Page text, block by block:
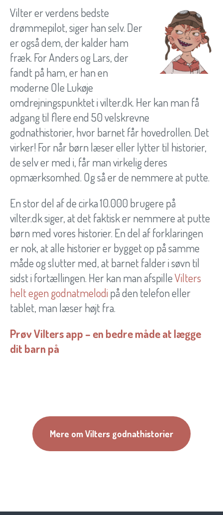
Vilter er verdens bedste
drømmepilot, siger han selv. Der
er også dem, der kalder ham
fræk. For Anders og Lars, der
fandt på ham, er han en
moderne Ole Lukøje
omdrejningspunktet i vilter.dk. Her kan man få
adgang til flere end 50 velskrevne
godnathistorier, hvor barnet får hovedrollen. Det
virker! For når børn læser eller lytter til historier,
de selv er med i, får man virkelig deres
opmærksomhed. Og så er de nemmere at putte.
En stor del af de cirka 10.000 brugere på
vilter.dk siger, at det faktisk er nemmere at putte
børn med vores historier. En del af forklaringen
er nok, at alle historier er bygget op på samme
måde og slutter med, at barnet falder i søvn til
sidst i fortællingen. Her kan man afspilleVilters
helt egen godnatmelodi på den telefon eller
tablet, man læser højt fra.
Prøv Vilters app – en bedre måde at lægge
dit barn på
Mere om Vilters godnathistorier